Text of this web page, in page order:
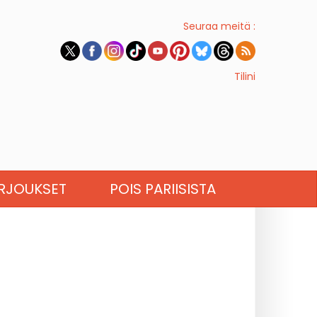
Seuraa meitä :
Tilini
POIS PARIISISTA